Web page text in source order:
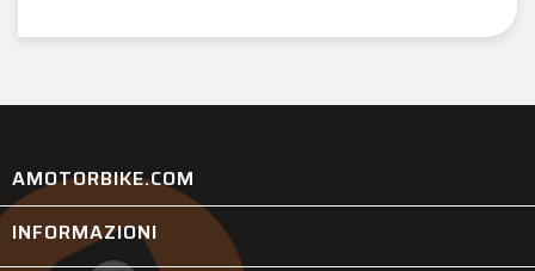
AMOTORBIKE.COM
INFORMAZIONI